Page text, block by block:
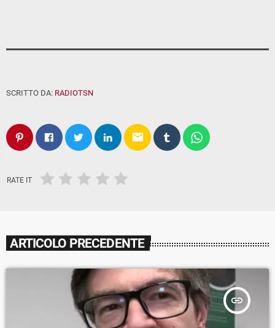
SCRITTO DA: RADIOTSN
email
RATE IT
ARTICOLO PRECEDENTE
insert_link